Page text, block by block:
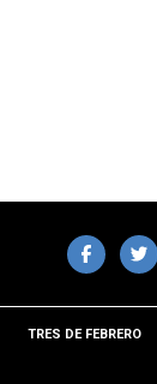
TRES DE FEBRERO